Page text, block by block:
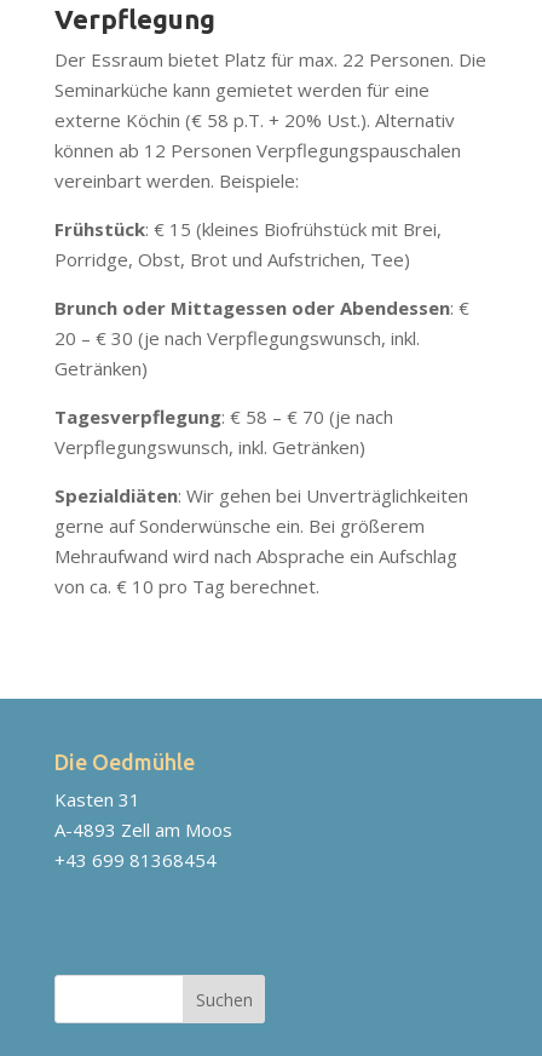
Verpflegung
Der Essraum bietet Platz für max. 22 Personen. Die
Seminarküche kann gemietet werden für eine
externe Köchin (€ 58 p.T. + 20% Ust.). Alternativ
können ab 12 Personen Verpflegungspauschalen
vereinbart werden. Beispiele:
Frühstück: € 15 (kleines Biofrühstück mit Brei,
Porridge, Obst, Brot und Aufstrichen, Tee)
Brunch oder Mittagessen oder Abendessen: €
20 – € 30 (je nach Verpflegungswunsch, inkl.
Getränken)
Tagesverpflegung: € 58 – € 70 (je nach
Verpflegungswunsch, inkl. Getränken)
Spezialdiäten: Wir gehen bei Unverträglichkeiten
gerne auf Sonderwünsche ein. Bei größerem
Mehraufwand wird nach Absprache ein Aufschlag
von ca. € 10 pro Tag berechnet.
Die Oedmühle
Kasten 31
A-4893 Zell am Moos
+43 699 81368454